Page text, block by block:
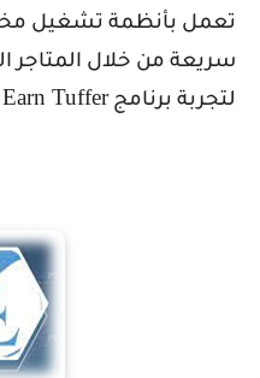
تعمل بأنظمة تشغيل
سريعة من خلال المتاجر
لتجربة برنامجEarn Tuffer